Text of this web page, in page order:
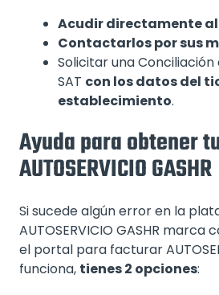
Acudir directamente
Contactarlos por sus
Solicitar una
SAT con los datos del
establecimiento.
Ayuda para obtener
AUTOSERVICIO GASHR
Si sucede algún error en la
AUTOSERVICIO GASHR
el portal para facturar
funciona, tienes 2 opciones: